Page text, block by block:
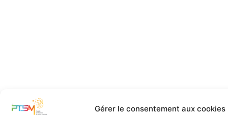
Gérer le consentement aux cookies